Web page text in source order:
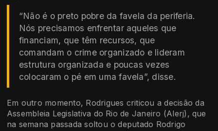
“Não é o preto pobre da favela da periferia.
Nós precisamos enfrentar aqueles que
financiam, que têm recursos, que
comandam o crime organizado e lideram
estrutura organizada e poucas vezes
colocaram o pé em uma favela”, disse.
Em outro momento, Rodrigues criticou a decisão da
Assembleia Legislativa do Rio de Janeiro (Alerj), que
na semana passada soltou o deputado Rodrigo